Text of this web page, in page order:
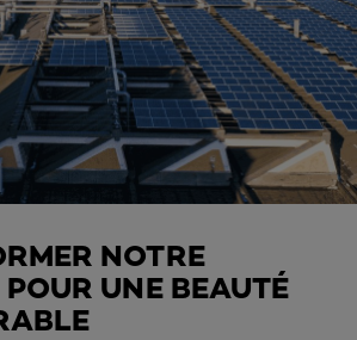
NOTRE
UNE BEAUTÉ